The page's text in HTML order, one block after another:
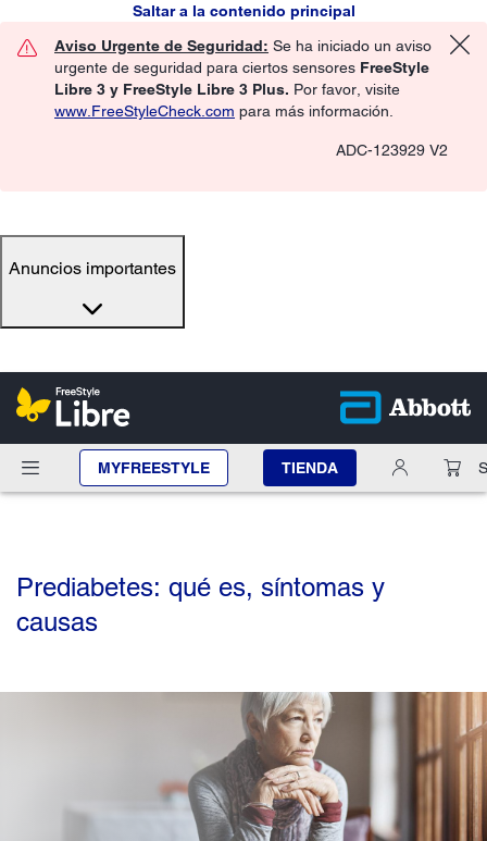
Saltar a la contenido principal
Aviso Urgente de Seguridad: Se ha iniciado un aviso
urgente de seguridad para ciertos sensores FreeStyle
Libre 3 y FreeStyle Libre 3 Plus. Por favor, visite
www.FreeStyleCheck.com para más información.
ADC-123929 V2
Anuncios importantes
MYFREESTYLE TIENDA
Prediabetes: qué es, síntomas y
causas